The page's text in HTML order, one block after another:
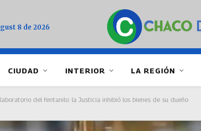
8 de 2026
CIUDAD INTERIOR LA REGIÓN
del fentanilo: la Justicia inhibió los bienes de su dueño